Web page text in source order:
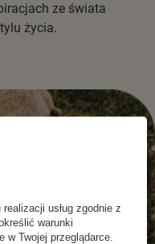
ze świata
życia.
usług zgodnie z
warunki
w Twojej przeglądarce.